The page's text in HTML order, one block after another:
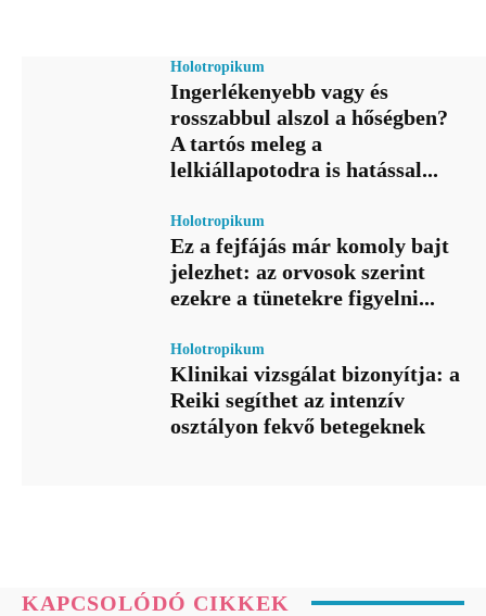
Holotropikum
Ingerlékenyebb vagy és
rosszabbul alszol a hőségben?
A tartós meleg a
lelkiállapotodra is hatással...
Holotropikum
Ez a fejfájás már komoly bajt
jelezhet: az orvosok szerint
ezekre a tünetekre figyelni...
Holotropikum
Klinikai vizsgálat bizonyítja: a
Reiki segíthet az intenzív
osztályon fekvő betegeknek
KAPCSOLÓDÓ CIKKEK